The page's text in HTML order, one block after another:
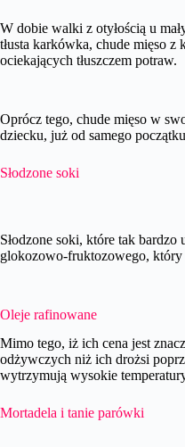
W dobie walki z otyłością u
tłusta karkówka, chude mięso
ociekających tłuszczem potraw.
Oprócz tego, chude mięso w
dziecku, już od samego
Słodzone soki
Słodzone soki, które tak
glokozowo-fruktozowego, który
Oleje rafinowane
Mimo tego, iż ich cena jest
odżywczych niż ich drożsi
wytrzymują wysokie
Mortadela i tanie parówki